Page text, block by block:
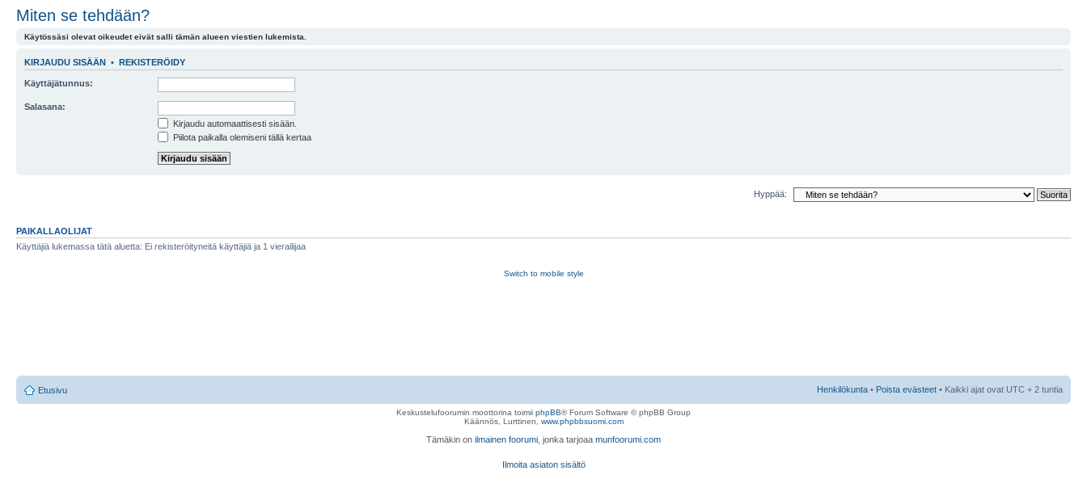
Miten se tehdään?
Käytössäsi olevat oikeudet eivät salli tämän alueen viestien lukemista.
KIRJAUDU SISÄÄN • REKISTERÖIDY
Käyttäjätunnus:
Salasana:
Kirjaudu automaattisesti sisään.
Piilota paikalla olemiseni tällä kertaa
Hyppää:
PAIKALLAOLIJAT
Käyttäjiä lukemassa tätä aluetta: Ei rekisteröityneitä käyttäjiä ja 1 vierailijaa
Switch to mobile style
Etusivu Henkilökunta • Poista evästeet • Kaikki ajat ovat UTC + 2 tuntia
Keskustelufoorumin moottorina toimii phpBB® Forum Software © phpBB Group
Käännös, Lurttinen, www.phpbbsuomi.com
Tämäkin on ilmainen foorumi , jonka tarjoaa munfoorumi.com
Ilmoita asiaton sisältö